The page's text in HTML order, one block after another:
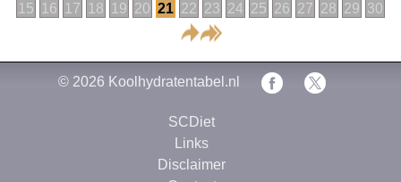
15
16 17 18 19 20 21 22 23 24 25 26 27 28 29 30
© 2026 Koolhydratentabel.nl
SCDiet
Links
Disclaimer